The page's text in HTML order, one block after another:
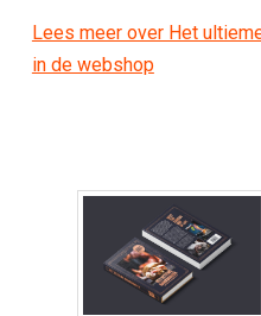
Lees meer over Het
in de webshop